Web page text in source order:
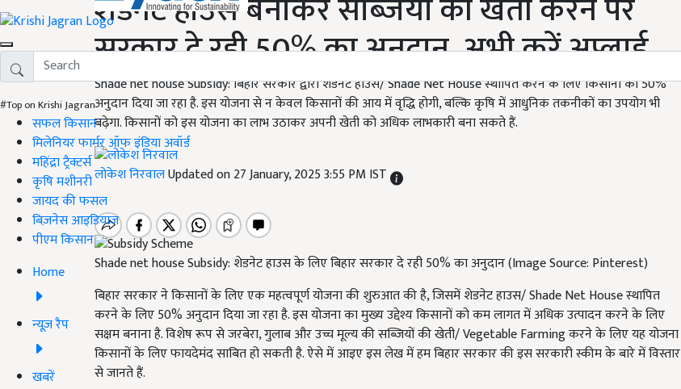
#Top on Krishi Jagran
सफल किसान
मिलेनियर फार्मर ऑफ इंडिया अवॉर्ड
महिंद्रा ट्रैक्टर्स
कृषि मशीनरी
जायद की फसल
बिज़नेस आइडियाज
पीएम किसान
Home
न्यूज़ रैप
खबरें
सरकार दे रही 50% का अनुदान, अभी करें अप्लाई
Shade net house Subsidy: बिहार सरकार द्वारा शेडनेट हाउस/ Shade Net House स्थापित करने के लिए किसानों को 50%
अनुदान दिया जा रहा है. इस योजना से न केवल किसानों की आय में वृद्धि होगी, बल्कि कृषि में आधुनिक तकनीकों का उपयोग भी
बढ़ेगा. किसानों को इस योजना का लाभ उठाकर अपनी खेती को अधिक लाभकारी बना सकते हैं.
लोकेश निरवालUpdated on 27 January, 2025 3:55 PM IST
Shade net house Subsidy: शेडनेट हाउस के लिए बिहार सरकार दे रही 50% का अनुदान (Image Source: Pinterest)
बिहार सरकार ने किसानों के लिए एक महत्वपूर्ण योजना की शुरुआत की है, जिसमें शेडनेट हाउस/ Shade Net House स्थापित
करने के लिए 50% अनुदान दिया जा रहा है. इस योजना का मुख्य उद्देश्य किसानों को कम लागत में अधिक उत्पादन करने के लिए
सक्षम बनाना है. विशेष रूप से जरबेरा, गुलाब और उच्च मूल्य की सब्जियों की खेती/ Vegetable Farming करने के लिए यह योजना
किसानों के लिए फायदेमंद साबित हो सकती है. ऐसे में आइए इस लेख में हम बिहार सरकार की इस सरकारी स्कीम के बारे में विस्तार
से जानते हैं.